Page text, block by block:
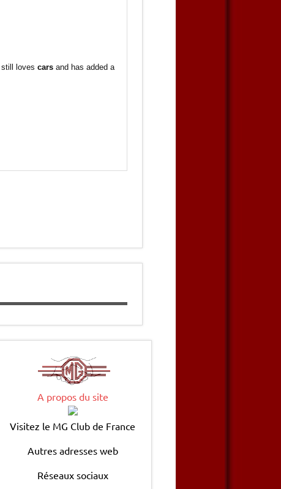
loves cars and has added a
A propos du site
Visitez le MG Club de France
Autres adresses web
Réseaux sociaux